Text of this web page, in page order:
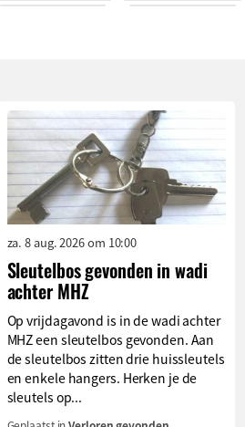
za. 8 aug. 2026 om 10:00
Sleutelbos gevonden in wadi
achter MHZ
Op vrijdagavond is in de wadi achter
MHZ een sleutelbos gevonden. Aan
de sleutelbos zitten drie huissleutels
en enkele hangers. Herken je de
sleutels op...